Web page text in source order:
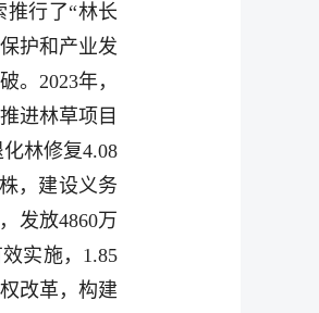
行了“林长
护和产业发
。2023年，
进林草项目
林修复4.08
，建设义务
发放4860万
实施，1.85
改革，构建